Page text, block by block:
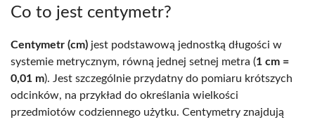
Co to jest centymetr?
Centymetr (cm) jest podstawową jednostką długości w
systemie metrycznym, równą jednej setnej metra (1 cm =
0,01 m). Jest szczególnie przydatny do pomiaru krótszych
odcinków, na przykład do określania wielkości
przedmiotów codziennego użytku. Centymetry znajdują